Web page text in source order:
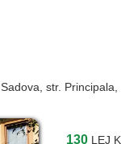
Sadova , str.
130 LEJ